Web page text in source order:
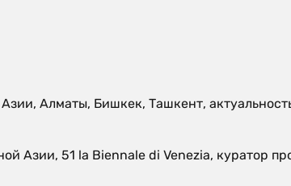
Алматы, Бишкек, Ташкент,
Азии, 51 la Biennale di Venezia, куратор